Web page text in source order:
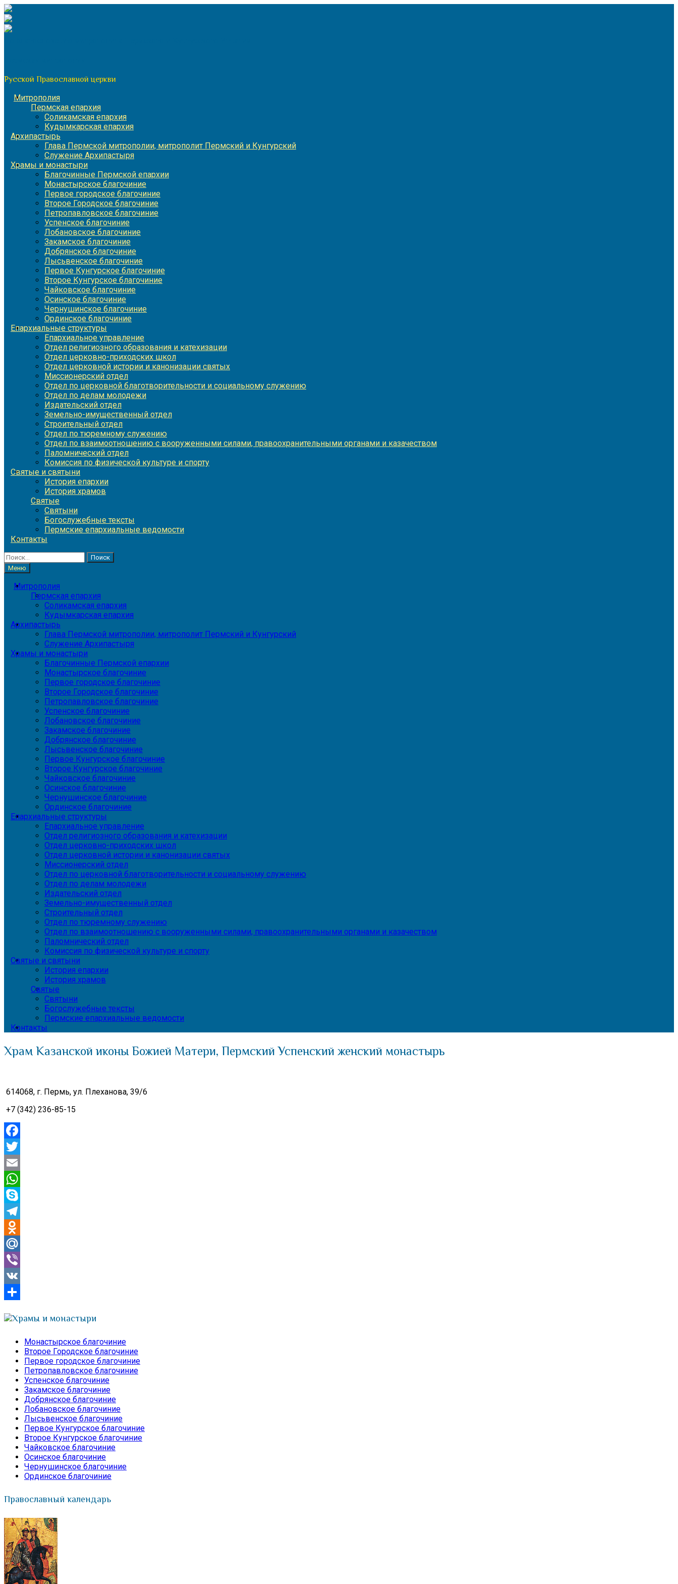
Перейти
к
содержимому
Русской Православной церкви
Митрополия
Пермская епархия
Соликамская епархия
Кудымкарская епархия
Архипастырь
Глава Пермской митрополии, митрополит Пермский и Кунгурский
Служение Архипастыря
Храмы и монастыри
Благочинные Пермской епархии
Монастырское благочиние
Первое городское благочиние
Второе Городское благочиние
Петропавловское благочиние
Успенское благочиние
Лобановское благочиние
Закамское благочиние
Добрянское благочиние
Лысьвенское благочиние
Первое Кунгурское благочиние
Второе Кунгурское благочиние
Чайковское благочиние
Осинское благочиние
Чернушинское благочиние
Ординское благочиние
Епархиальные структуры
Епархиальное управление
Отдел религиозного образования и катехизации
Отдел церковно-приходских школ
Отдел церковной истории и канонизации святых
Миссионерский отдел
Отдел по церковной благотворительности и социальному служению
Отдел по делам молодежи
Издательский отдел
Земельно-имущественный отдел
Строительный отдел
Отдел по тюремному служению
Отдел по взаимоотношению с вооруженными силами, правоохранительными органами и казачеством
Паломнический отдел
Комиссия по физической культуре и спорту
Святые и святыни
История епархии
История храмов
Святые
Святыни
Богослужебные тексты
Пермские епархиальные ведомости
Контакты
Найти:
Меню
Митрополия
Пермская епархия
Соликамская епархия
Кудымкарская епархия
Архипастырь
Глава Пермской митрополии, митрополит Пермский и Кунгурский
Служение Архипастыря
Храмы и монастыри
Благочинные Пермской епархии
Монастырское благочиние
Первое городское благочиние
Второе Городское благочиние
Петропавловское благочиние
Успенское благочиние
Лобановское благочиние
Закамское благочиние
Добрянское благочиние
Лысьвенское благочиние
Первое Кунгурское благочиние
Второе Кунгурское благочиние
Чайковское благочиние
Осинское благочиние
Чернушинское благочиние
Ординское благочиние
Епархиальные структуры
Епархиальное управление
Отдел религиозного образования и катехизации
Отдел церковно-приходских школ
Отдел церковной истории и канонизации святых
Миссионерский отдел
Отдел по церковной благотворительности и социальному служению
Отдел по делам молодежи
Издательский отдел
Земельно-имущественный отдел
Строительный отдел
Отдел по тюремному служению
Отдел по взаимоотношению с вооруженными силами, правоохранительными органами и казачеством
Паломнический отдел
Комиссия по физической культуре и спорту
Святые и святыни
История епархии
История храмов
Святые
Святыни
Богослужебные тексты
Пермские епархиальные ведомости
Контакты
Храм Казанской иконы Божией Матери, Пермский Успенский женский монастырь
614068, г. Пермь, ул. Плеханова, 39/6
+7 (342) 236-85-15
Facebook
Twitter
Email
WhatsApp
Skype
Telegram
Odnoklassniki
Mail.Ru
Viber
VK
Храмы и монастыри
Монастырское благочиние
Второе Городское благочиние
Первое городское благочиние
Петропавловское благочиние
Успенское благочиние
Закамское благочиние
Добрянское благочиние
Лобановское благочиние
Лысьвенское благочиние
Первое Кунгурское благочиние
Второе Кунгурское благочиние
Чайковское благочиние
Осинское благочиние
Чернушинское благочиние
Ординское благочиние
Православный календарь